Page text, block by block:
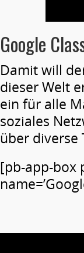
Google
Damit will
dieser Welt
ein für alle
soziales
über diverse
[pb-app-box